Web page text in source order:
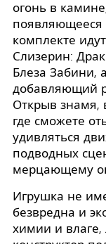
огонь в
появляющееся
комплекте
Слизерин:
Блеза Забини,
добавляющий
Открыв знамя,
где сможете
удивляться
подводных
мерцающему
Игрушка не
безвредна и
химии и влаге,